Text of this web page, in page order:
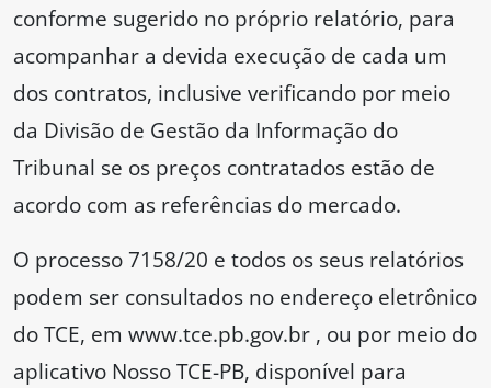
conforme sugerido no próprio relatório, para
acompanhar a devida execução de cada um
dos contratos, inclusive verificando por meio
da Divisão de Gestão da Informação do
Tribunal se os preços contratados estão de
acordo com as referências do mercado.
O processo 7158/20 e todos os seus relatórios
podem ser consultados no endereço eletrônico
do TCE, em www.tce.pb.gov.br , ou por meio do
aplicativo Nosso TCE-PB, disponível para